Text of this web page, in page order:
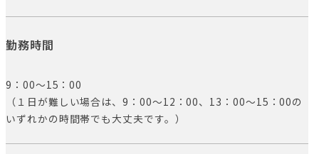
勤務時間
9：00〜15：00
（１日が難しい場合は、9：00〜12：00、13：00〜15：00の
いずれかの時間帯でも大丈夫です。）